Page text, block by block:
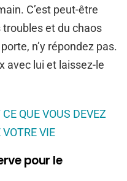
C’est peut-être
troubles et du chaos
n’y répondez pas.
avec lui et laissez-le
QUE VOUS DEVEZ
VIE
pour le